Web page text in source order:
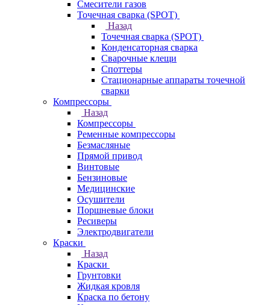
Смесители газов
Точечная сварка (SPOT)
Назад
Точечная сварка (SPOT)
Конденсаторная сварка
Сварочные клещи
Споттеры
Стационарные аппараты точечной
сварки
Компрессоры
Назад
Компрессоры
Ременные компрессоры
Безмасляные
Прямой привод
Винтовые
Бензиновые
Медицинские
Осушители
Поршневые блоки
Ресиверы
Электродвигатели
Краски
Назад
Краски
Грунтовки
Жидкая кровля
Краска по бетону